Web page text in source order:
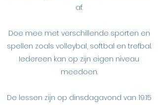
af.
Doe mee met verschillende sporten en
spellen zoals volleybal, softbal en trefbal.
Iedereen kan op zijn eigen niveau
meedoen.
De lessen zijn op dinsdagavond van 19.15